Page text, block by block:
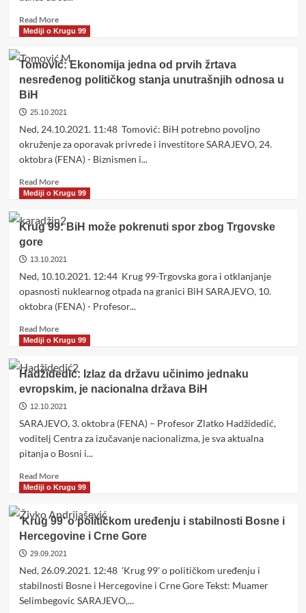
urušiti
sve
institucije
BiH
Read MoreRead
more
Džaferović:
BiH
će
krizu,
Dodik
mora
otići
političke
scene
Mediji o Krugu 99
Tomović: Ekonomija jedna od prvih žrtava
nesređenog političkog stanja unutrašnjih odnosa u
BiH
25.10.2021
Ned, 24.10.2021. 11:48 Tomović: BiH potrebno povoljno
okruženje za oporavak privrede i investitore SARAJEVO, 24.
oktobra (FENA) - Biznismen i...
Read MoreRead
more
Tomović:
Ekonomija
od
prvih
nesređenog
političkog
unutrašnjih
odnosa
BiH
Mediji o Krugu 99
Krug 99: BiH može pokrenuti spor zbog Trgovske
gore
13.10.2021
Ned, 10.10.2021. 12:44 Krug 99-Trgovska gora i otklanjanje
opasnosti nuklearnog otpada na granici BiH SARAJEVO, 10.
oktobra (FENA) - Profesor...
Read MoreRead
more
Krug
99:
BiH
može
pokrenuti
spor
zbog
Trgovske
Mediji o Krugu 99
Hadžidedić: Izlaz da državu učinimo jednaku
evropskim, je nacionalna država BiH
12.10.2021
SARAJEVO, 3. oktobra (FENA) – Profesor Zlatko Hadžidedić,
voditelj Centra za izučavanje nacionalizma, je sva aktualna
pitanja o Bosni i...
Read MoreRead
more
Hadžidedić:
Izlaz
da
državu
učinimo
evropskim,
je
Mediji o Krugu 99
‘Krug 99’ o političkom uređenju i stabilnosti Bosne i
Hercegovine i Crne Gore
29.09.2021
Ned, 26.09.2021. 12:48 'Krug 99' o političkom uređenju i
stabilnosti Bosne i Hercegovine i Crne Gore Tekst: Muamer
Selimbegovic SARAJEVO,...